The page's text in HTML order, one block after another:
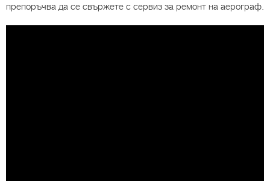
препоръчва да се свържете с сервиз за ремонт на аерограф.